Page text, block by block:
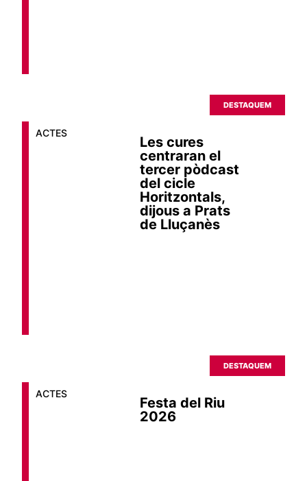
DESTAQUEM
ACTES
Les cures
centraran el
tercer pòdcast
del cicle
Horitzontals,
dijous a Prats
de Lluçanès
DESTAQUEM
ACTES
Festa del Riu
2026